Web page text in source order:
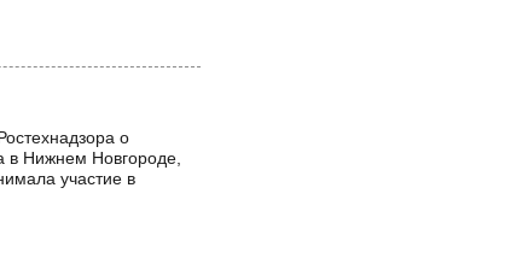
о
в Нижнем Новгороде,
участие в